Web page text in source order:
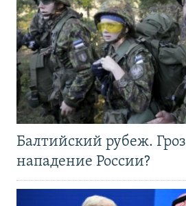
Балтийский рубеж.
нападение России?